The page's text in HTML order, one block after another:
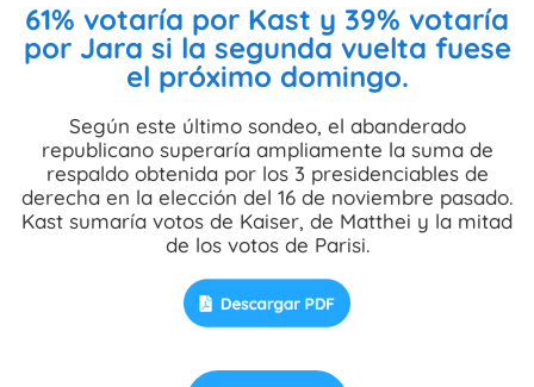
61% votaría por Kast y 39% votaría
por Jara si la segunda vuelta fuese
el próximo domingo.
Según este último sondeo, el abanderado
republicano superaría ampliamente la suma de
respaldo obtenida por los 3 presidenciables de
derecha en la elección del 16 de noviembre pasado.
Kast sumaría votos de Kaiser, de Matthei y la mitad
de los votos de Parisi.